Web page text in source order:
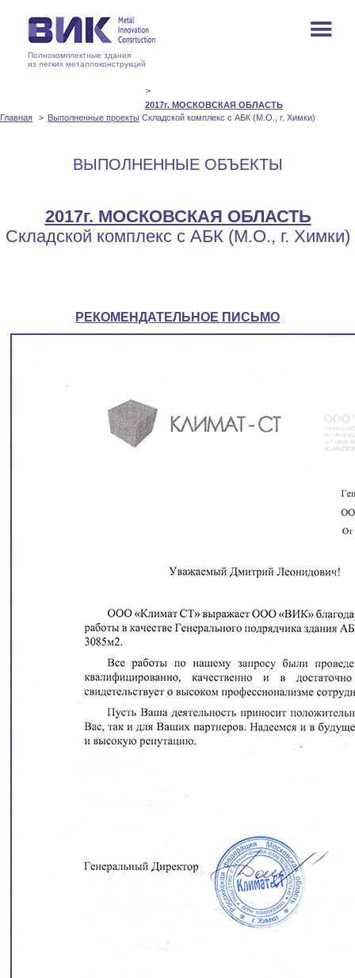
Полнокомплектные здания
из легких металлоконструкций
Главная Выполненные проекты
2017г. МОСКОВСКАЯ ОБЛАСТЬ
Складской комплекс с АБК (М.О., г. Химки)
ВЫПОЛНЕННЫЕ ОБЪЕКТЫ
2017г. МОСКОВСКАЯ ОБЛАСТЬ
Складской комплекс с АБК (М.О., г. Химки)
РЕКОМЕНДАТЕЛЬНОЕ ПИСЬМО